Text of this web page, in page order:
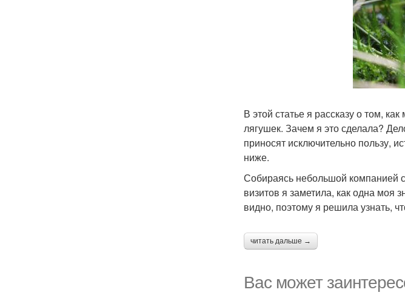
В этой статье я рассказу о том,
лягушек. Зачем я это сделала?
приносят исключительно пользу,
ниже.
Собираясь небольшой компанией
визитов я заметила, как одна моя
видно, поэтому я решила узнать,
читать дальше →
Вас может